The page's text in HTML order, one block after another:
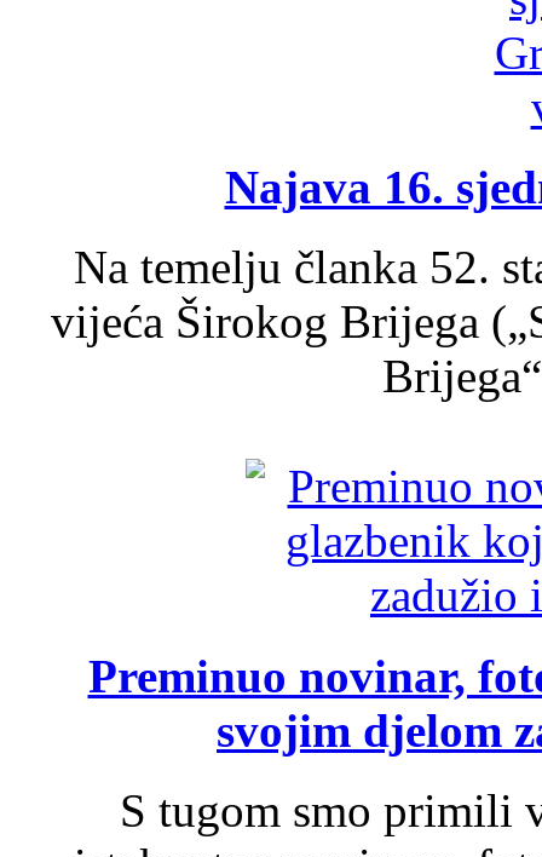
Najava 16.
Na temelju članka 52.
vijeća Širokog Brijega
Preminuo novinar,
svojim djelom
S tugom smo primili